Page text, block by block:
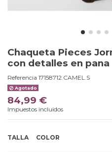
Chaqueta Pieces
con detalles en pana
Referencia 17158712.CAMEL.S
Agotado
84,99 €
Impuestos incluidos
TALLA COLOR